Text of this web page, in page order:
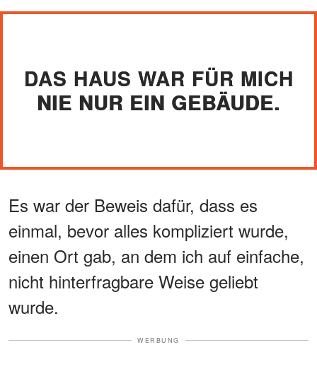
DAS HAUS WAR FÜR MICH
NIE NUR EIN GEBÄUDE.
Es war der Beweis dafür, dass es
einmal, bevor alles kompliziert wurde,
einen Ort gab, an dem ich auf einfache,
nicht hinterfragbare Weise geliebt
wurde.
WERBUNG